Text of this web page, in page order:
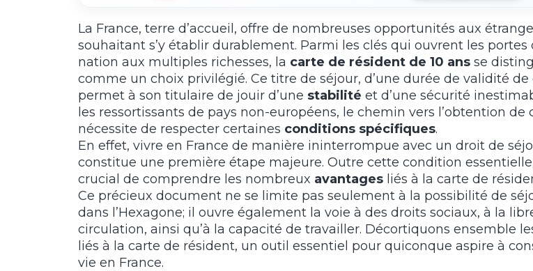
La France, terre d’accueil, offre de nombreuses opportunités aux
souhaitant s’y établir durablement. Parmi les clés qui ouvrent les portes
nation aux multiples richesses, la carte de résident de 10 ans se
comme un choix privilégié. Ce titre de séjour, d’une durée de validité de
permet à son titulaire de jouir d’une stabilité et d’une sécurité
les ressortissants de pays non-européens, le chemin vers l’obtention de
nécessite de respecter certaines conditions spécifiques.
En effet, vivre en France de manière ininterrompue avec un droit de
constitue une première étape majeure. Outre cette condition
crucial de comprendre les nombreux avantages liés à la carte de
Ce précieux document ne se limite pas seulement à la possibilité de
dans l’Hexagone; il ouvre également la voie à des droits sociaux, à la
circulation, ainsi qu’à la capacité de travailler. Décortiquons ensemble
liés à la carte de résident, un outil essentiel pour quiconque aspire à
vie en France.